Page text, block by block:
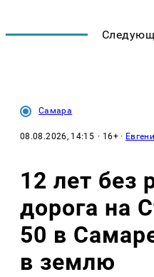
Самара
08.08.2026, 14:15 · 16+ ·
12 лет без
дорога на
50 в
в землю